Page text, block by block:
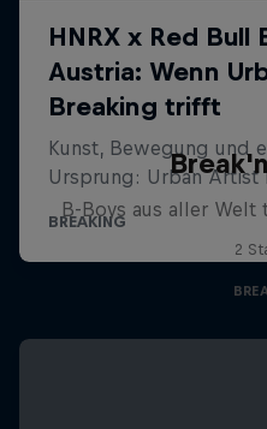
B-Boys aus aller Welt
2